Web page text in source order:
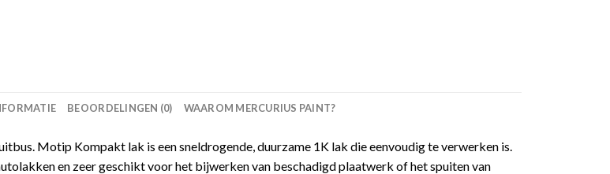
BEOORDELINGEN (0) WAAROM MERCURIUS PAINT?
Motip Kompakt lak is een sneldrogende, duurzame 1K lak die eenvoudig te verwerken is.
en zeer geschikt voor het bijwerken van beschadigd plaatwerk of het spuiten van